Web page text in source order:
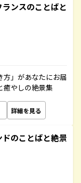
ンスのことばと
方」があなたにお届
癒やしの絶景集
詳細を見る
のことばと絶景